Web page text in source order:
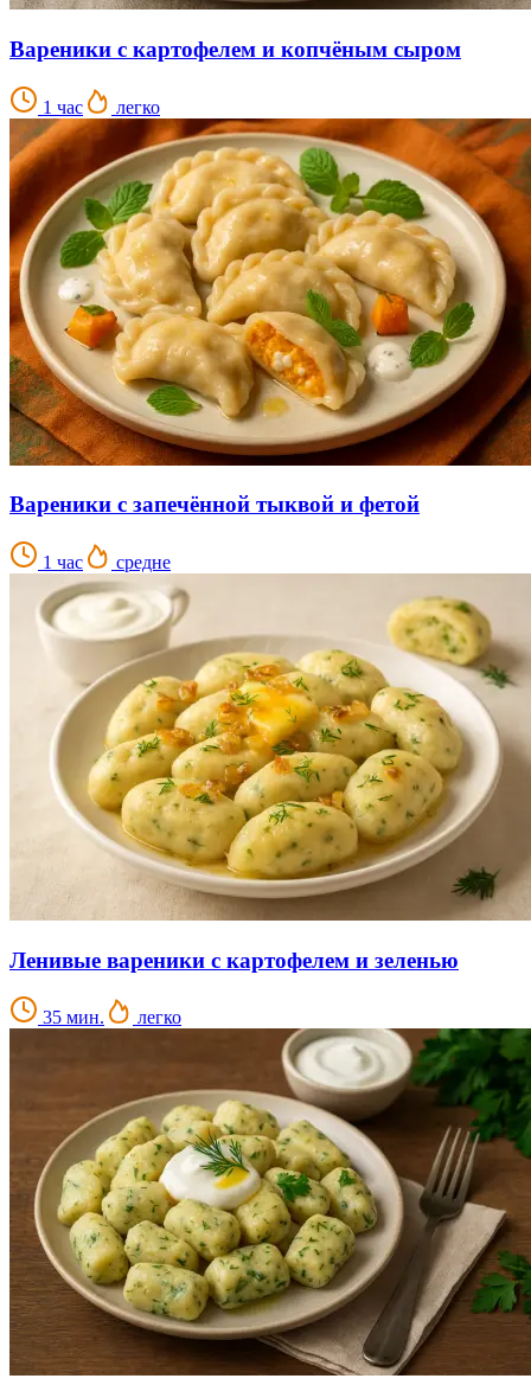
Вареники с картофелем и копчёным сыром
1 час легко
Вареники с запечённой тыквой и фетой
1 час средне
Ленивые вареники с картофелем и зеленью
35 мин. легко